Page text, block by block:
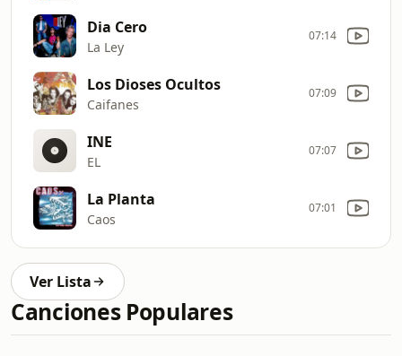
Dia Cero
La Ley
07:14
Los Dioses Ocultos
Caifanes
07:09
INE
EL
07:07
La Planta
Caos
07:01
Ver Lista
Canciones Populares